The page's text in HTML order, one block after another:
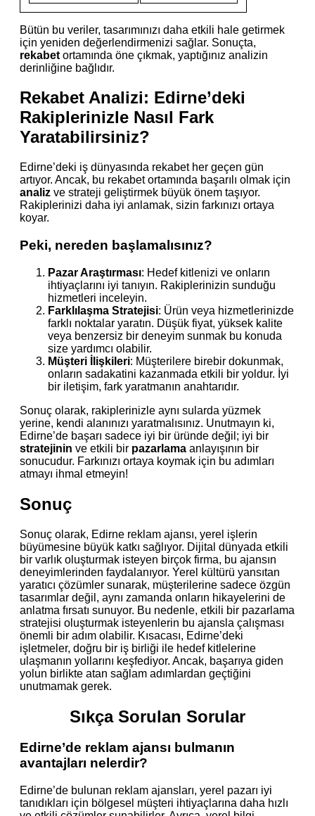
Bütün bu veriler, tasarımınızı daha etkili hale getirmek
için yeniden değerlendirmenizi sağlar. Sonuçta,
rekabet ortamında öne çıkmak, yaptığınız analizin
derinliğine bağlıdır.
Rekabet Analizi: Edirne’deki
Rakiplerinizle Nasıl Fark
Yaratabilirsiniz?
Edirne’deki iş dünyasında rekabet her geçen gün
artıyor. Ancak, bu rekabet ortamında başarılı olmak için
analiz ve strateji geliştirmek büyük önem taşıyor.
Rakiplerinizi daha iyi anlamak, sizin farkınızı ortaya
koyar.
Peki, nereden başlamalısınız?
Pazar Araştırması: Hedef kitlenizi ve onların
ihtiyaçlarını iyi tanıyın. Rakiplerinizin sunduğu
hizmetleri inceleyin.
Farklılaşma Stratejisi: Ürün veya hizmetlerinizde
farklı noktalar yaratın. Düşük fiyat, yüksek kalite
veya benzersiz bir deneyim sunmak bu konuda
size yardımcı olabilir.
Müşteri İlişkileri: Müşterilere birebir dokunmak,
onların sadakatini kazanmada etkili bir yoldur. İyi
bir iletişim, fark yaratmanın anahtarıdır.
Sonuç olarak, rakiplerinizle aynı sularda yüzmek
yerine, kendi alanınızı yaratmalısınız. Unutmayın ki,
Edirne’de başarı sadece iyi bir üründe değil; iyi bir
stratejinin ve etkili bir pazarlama anlayışının bir
sonucudur. Farkınızı ortaya koymak için bu adımları
atmayı ihmal etmeyin!
Sonuç
Sonuç olarak, Edirne reklam ajansı, yerel işlerin
büyümesine büyük katkı sağlıyor. Dijital dünyada etkili
bir varlık oluşturmak isteyen birçok firma, bu ajansın
deneyimlerinden faydalanıyor. Yerel kültürü yansıtan
yaratıcı çözümler sunarak, müşterilerine sadece özgün
tasarımlar değil, aynı zamanda onların hikayelerini de
anlatma fırsatı sunuyor. Bu nedenle, etkili bir pazarlama
stratejisi oluşturmak isteyenlerin bu ajansla çalışması
önemli bir adım olabilir. Kısacası, Edirne’deki
işletmeler, doğru bir iş birliği ile hedef kitlelerine
ulaşmanın yollarını keşfediyor. Ancak, başarıya giden
yolun birlikte atan sağlam adımlardan geçtiğini
unutmamak gerek.
Sıkça Sorulan Sorular
Edirne’de reklam ajansı bulmanın
avantajları nelerdir?
Edirne’de bulunan reklam ajansları, yerel pazarı iyi
tanıdıkları için bölgesel müşteri ihtiyaçlarına daha hızlı